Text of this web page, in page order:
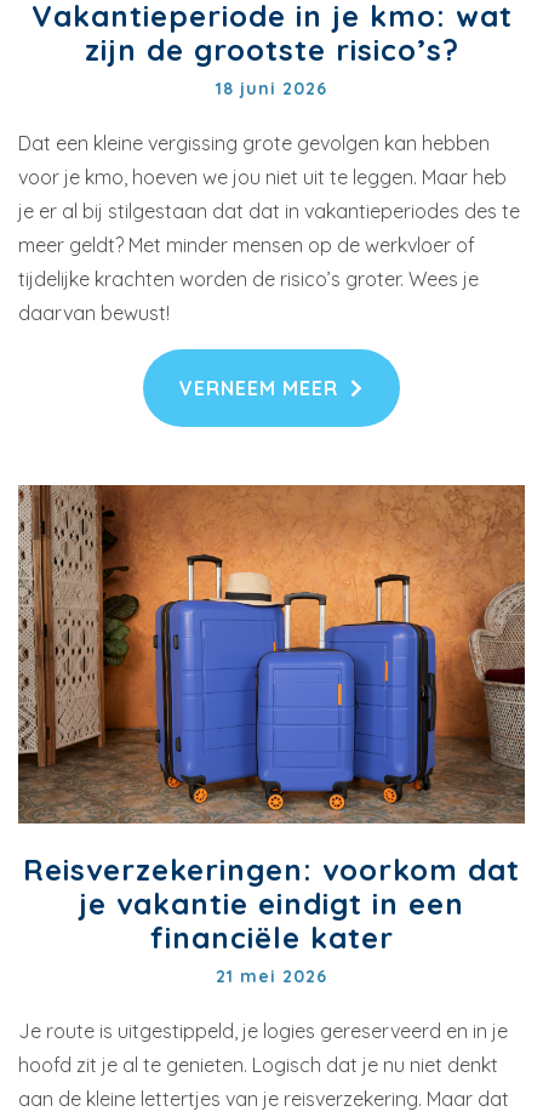
Vakantieperiode in je kmo: wat
zijn de grootste risico’s?
18 juni 2026
Dat een kleine vergissing grote gevolgen kan hebben
voor je kmo, hoeven we jou niet uit te leggen. Maar heb
je er al bij stilgestaan dat dat in vakantieperiodes des te
meer geldt? Met minder mensen op de werkvloer of
tijdelijke krachten worden de risico’s groter. Wees je
daarvan bewust!
VERNEEM MEER
Reisverzekeringen: voorkom dat
je vakantie eindigt in een
financiële kater
21 mei 2026
Je route is uitgestippeld, je logies gereserveerd en in je
hoofd zit je al te genieten. Logisch dat je nu niet denkt
aan de kleine lettertjes van je reisverzekering. Maar dat